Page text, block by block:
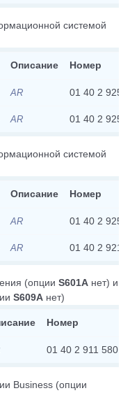
системой
Описание Номер
AR 01 40 2 925
AR 01 40 2 925
системой
Описание Номер
AR 01 40 2 925
AR 01 40 2 921
(опции S601A нет) и
S609A нет)
Номер
01 40 2 911 580
Business (опции